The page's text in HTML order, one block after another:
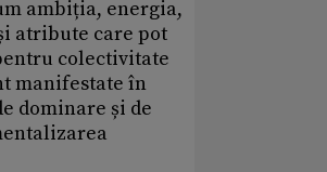
ambiția, energia,
atribute care pot
colectivitate
manifestate în
dominare și de